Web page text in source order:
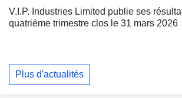
V.I.P. Industries Limited publie ses
quatrième trimestre clos le 31 mars 2026
Plus d'actualités